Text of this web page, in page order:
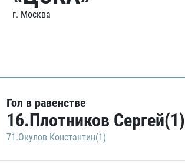
г. Москва
Гол в равенстве
16.Плотников Сергей(1)
71.Окулов Константин(1)